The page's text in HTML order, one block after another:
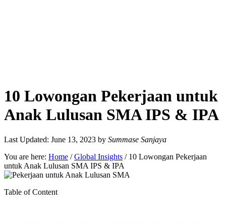
10 Lowongan Pekerjaan untuk
Anak Lulusan SMA IPS & IPA
Last Updated: June 13, 2023 by Summase Sanjaya
You are here: Home / Global Insights /10 Lowongan Pekerjaan
untuk Anak Lulusan SMA IPS & IPA
Table of Content